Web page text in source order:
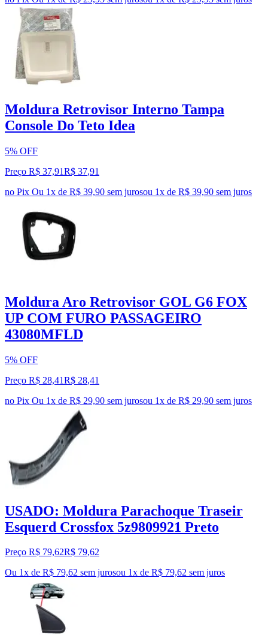
Moldura Retrovisor Interno Tampa
Console Do Teto Idea
5% OFF
Preço R$ 37,91R$ 37,91
no Pix Ou 1x de R$ 39,90 sem jurosou 1x de R$ 39,90 sem juros
Moldura Aro Retrovisor GOL G6 FOX
UP COM FURO PASSAGEIRO
43080MFLD
5% OFF
Preço R$ 28,41R$ 28,41
no Pix Ou 1x de R$ 29,90 sem jurosou 1x de R$ 29,90 sem juros
USADO: Moldura Parachoque Traseir
Esquerd Crossfox 5z9809921 Preto
Preço R$ 79,62R$ 79,62
Ou 1x de R$ 79,62 sem jurosou 1x de R$ 79,62 sem juros